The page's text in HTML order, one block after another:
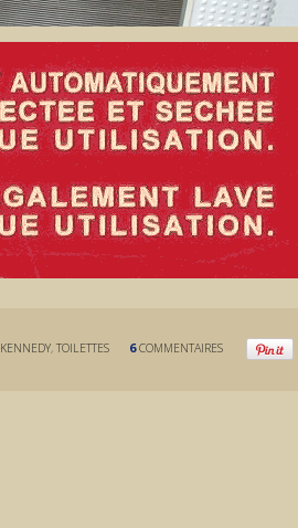
KENNEDY,TOILETTES 6 COMMENTAIRES